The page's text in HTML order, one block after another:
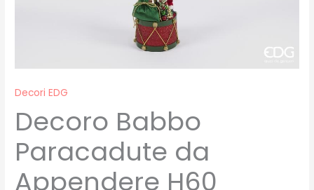
Decori EDG
Decoro Babbo
Paracadute da
Appendere H60